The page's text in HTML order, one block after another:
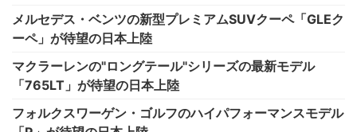
メルセデス・ベンツの新型プレミアムSUVクーペ「GLEク
ーペ」が待望の日本上陸
マクラーレンの"ロングテール"シリーズの最新モデル
「765LT」が待望の日本上陸
フォルクスワーゲン・ゴルフのハイパフォーマンスモデル